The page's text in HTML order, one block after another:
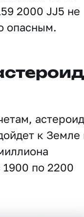
2000 JJ5 не
опасным.
астероид
к Земле
1900 по 2200